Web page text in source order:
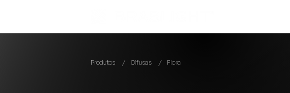
Produtos / Difusas / Flora